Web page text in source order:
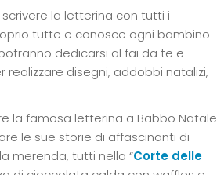
la letterina con tutti i
tutte e conosce ogni bambino
dedicarsi al fai da te e
disegni, addobbi natalizi,
la famosa letterina a Babbo Natale
le sue storie di affascinanti di
merenda, tutti nella “Corte delle